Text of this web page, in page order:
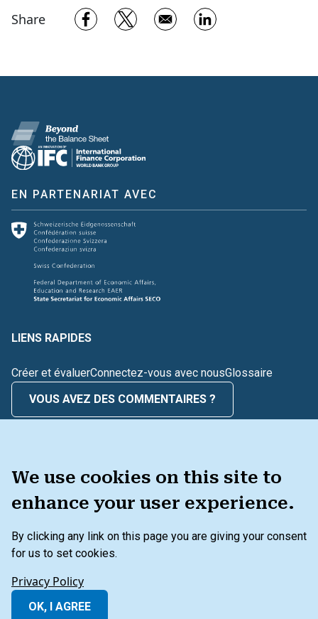
We use cookies on this site to
enhance your user experience.
By clicking any link on this page you are giving your consent
for us to set cookies.
Privacy Policy
OK, I AGREE
Share Opens in a new window
Opens in a new window
Opens in a new
EN PARTENARIAT AVEC
LIENS RAPIDES
Créer et évaluerConnectez-vous avec nousGlossaire
VOUS AVEZ DES COMMENTAIRES ?
Menu secondaire du pied de page
Politique de confidentialité
Au-delà du bilan Avertissement
© 2026 IFC